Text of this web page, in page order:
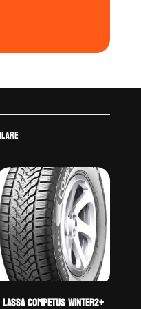
LASSA COMPETUS WINTER2+